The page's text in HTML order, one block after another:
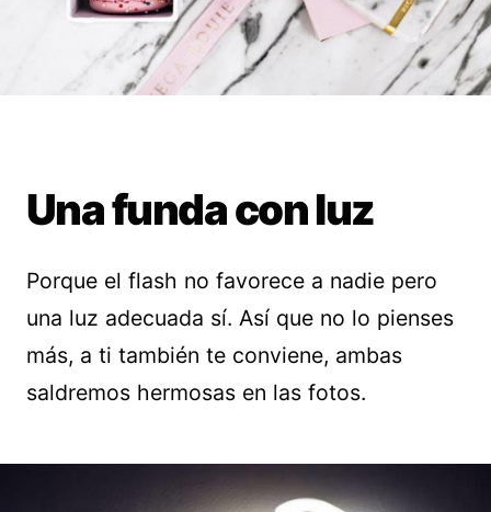
Una funda con luz
Porque el flash no favorece a nadie pero
una luz adecuada sí. Así que no lo pienses
más, a ti también te conviene, ambas
saldremos hermosas en las fotos.